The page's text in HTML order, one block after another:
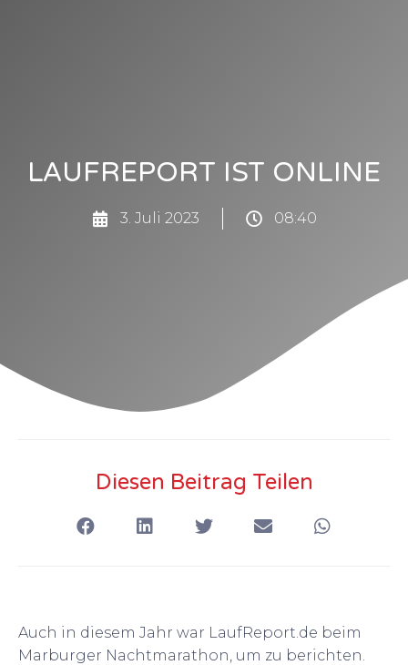
LAUFREPORT IST ONLINE
3. Juli 2023 08:40
Diesen Beitrag Teilen
Auch in diesem Jahr war LaufReport.de beim
Marburger Nachtmarathon, um zu berichten.